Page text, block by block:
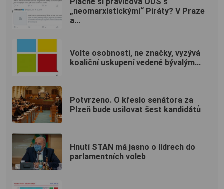
„neomarxistickými“ Piráty? V Praze
a...
Volte osobnosti, ne značky, vyzývá
koaliční uskupení vedené bývalým...
Potvrzeno. O křeslo senátora za
Plzeň bude usilovat šest kandidátů
Hnutí STAN má jasno o lídrech do
parlamentních voleb